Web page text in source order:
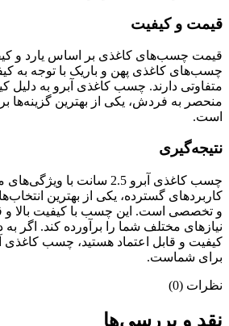
قیمت و کیفیت
قیمت چسب‌های کاغذی بر اساس یارد و
چسب‌های کاغذی پهن و باریک با توجه به
متفاوتی دارند. چسب کاغذی آبرو به دلیل
منحصر به فردش، یکی از بهترین
است.
نتیجه‌گیری
چسب کاغذی آبرو 2.5 سانت با
کاربردهای گسترده، یکی از بهترین
و تخصصی است. این چسب با کیفیت بالا و
نیازهای مختلف شما را برآورده کند. اگر
کیفیت و قابل اعتماد هستید، چسب کاغذی
برای شماست.
نظرات (0)
نقد و بررسی‌ها